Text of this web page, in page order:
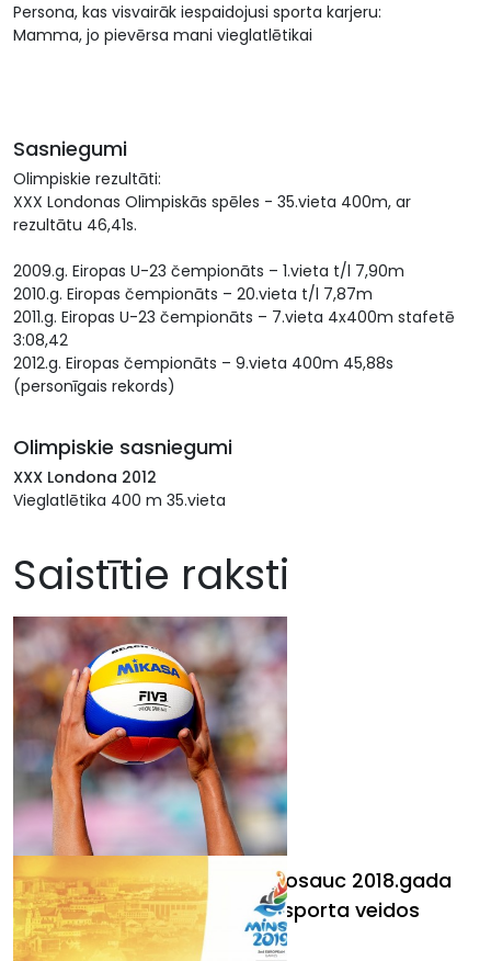
Persona, kas visvairāk iespaidojusi sporta karjeru:
Mamma, jo pievērsa mani vieglatlētikai
Sasniegumi
Olimpiskie rezultāti:
XXX Londonas Olimpiskās spēles - 35.vieta 400m, ar
rezultātu 46,41s.
2009.g. Eiropas U-23 čempionāts – 1.vieta t/l 7,90m
2010.g. Eiropas čempionāts – 20.vieta t/l 7,87m
2011.g. Eiropas U-23 čempionāts – 7.vieta 4x400m stafetē
3:08,42
2012.g. Eiropas čempionāts – 9.vieta 400m 45,88s
(personīgais rekords)
Olimpiskie sasniegumi
XXX Londona 2012
Vieglatlētika 400 m 35.vieta
Saistītie raksti
Latvijas Olimpiskā vienība nosauc 2018.gada
sezonas sastāvus vasaras sporta veidos